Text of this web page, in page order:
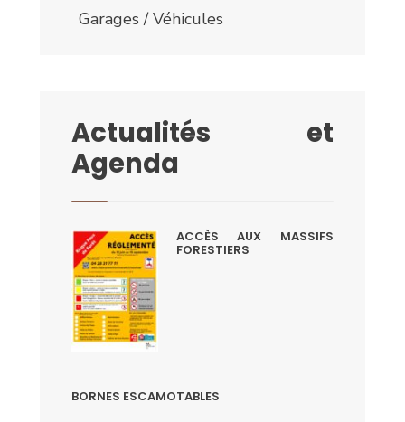
Garages / Véhicules
Actualités et
Agenda
ACCÈS AUX MASSIFS
FORESTIERS
BORNES ESCAMOTABLES